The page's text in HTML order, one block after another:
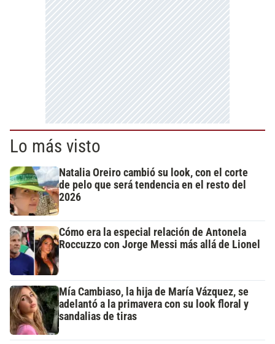
Lo más visto
Natalia Oreiro cambió su look, con el corte
de pelo que será tendencia en el resto del
2026
Cómo era la especial relación de Antonela
Roccuzzo con Jorge Messi más allá de Lionel
Mía Cambiaso, la hija de María Vázquez, se
adelantó a la primavera con su look floral y
sandalias de tiras